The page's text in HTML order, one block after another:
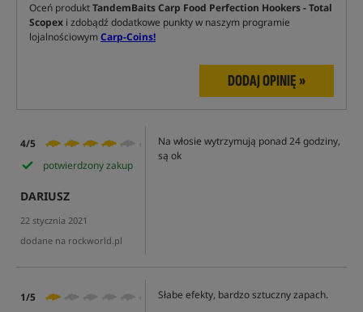
Oceń produktTandemBaits Carp Food Perfection Hookers - Total
Scopex i zdobądź dodatkowe punkty w naszym programie
lojalnościowymCarp-Coins!
DODAJ OPINIĘ »
4/5
potwierdzony zakup
DARIUSZ
22 stycznia 2021
dodane na rockworld.pl
Na włosie wytrzymują ponad 24 godziny,
są ok
1/5 Słabe efekty, bardzo sztuczny zapach.